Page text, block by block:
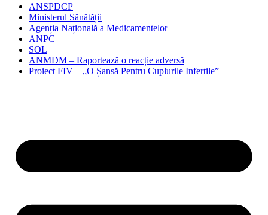
ANSPDCP
Ministerul Sănătății
Agenția Națională a Medicamentelor
ANPC
SOL
ANMDM – Raportează o reacție adversă
Proiect FIV – „O Șansă Pentru Cuplurile Infertile”